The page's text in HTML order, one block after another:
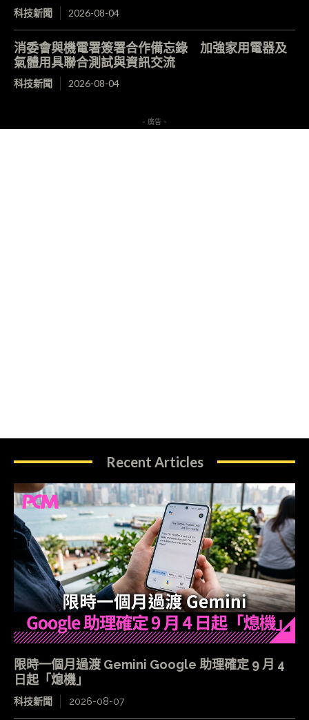
科技新聞 2026-08-04
消委會與機電署簽署合作備忘錄 加強家用電器及
氣體用具聯合測試與資訊交流
科技新聞 2026-08-04
- 廣告 -
Recent Articles
限時一個月過渡 Gemini Google 助理確定 9 月 4
日起「熄機」
科技新聞 2026-08-07